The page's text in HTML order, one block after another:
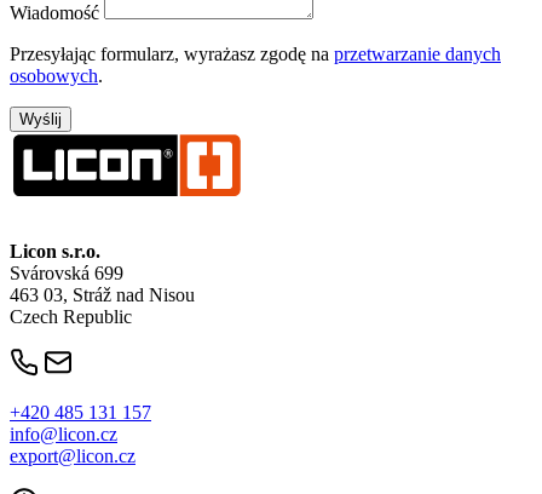
Wiadomość
Przesyłając formularz, wyrażasz zgodę na przetwarzanie danych
osobowych.
Licon s.r.o.
Svárovská 699
463 03, Stráž nad Nisou
Czech Republic
+420 485 131 157
info@licon.cz
export@licon.cz